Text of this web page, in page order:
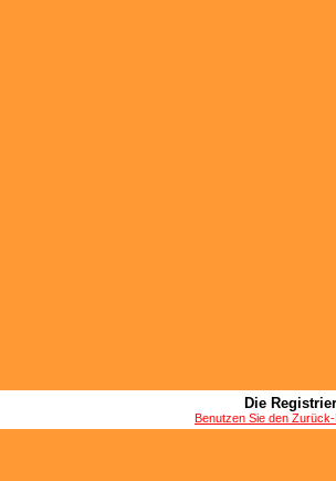
Die
Benutzen Sie den